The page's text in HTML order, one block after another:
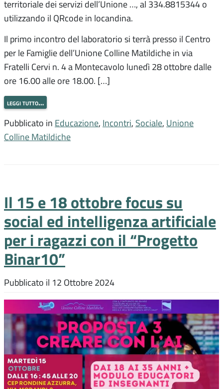
territoriale dei servizi dell’Unione …, al 334.8815344 o
utilizzando il QRcode in locandina.
Il primo incontro del laboratorio si terrà presso il Centro
per le Famiglie dell’Unione Colline Matildiche in via
Fratelli Cervi n. 4 a Montecavolo lunedì 28 ottobre dalle
ore 16.00 alle ore 18.00. […]
leggi tutto…
Pubblicato in Educazione, Incontri, Sociale, Unione
Colline Matildiche
Il 15 e 18 ottobre focus su
social ed intelligenza artificiale
per i ragazzi con il “Progetto
Binar10”
Pubblicato il 12 Ottobre 2024